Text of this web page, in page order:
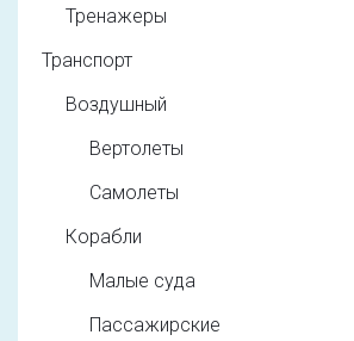
Тренажеры
Транспорт
Воздушный
Вертолеты
Самолеты
Корабли
Малые суда
Пассажирские